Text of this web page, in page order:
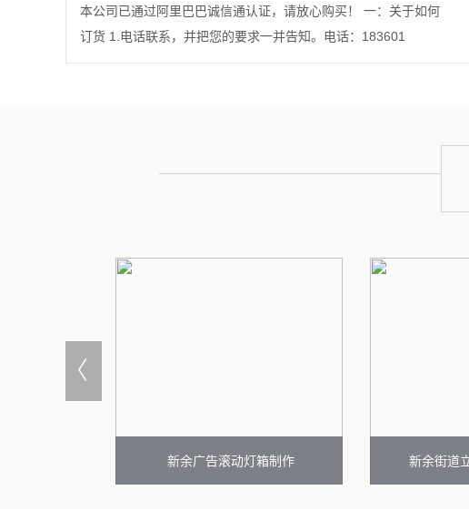
本公司已通过阿里巴巴诚信通认证，请放心购买！ 一：关于如何
订货 1.电话联系，并把您的要求一并告知。电话：183601
新余广告滚动灯箱制作 新余街道